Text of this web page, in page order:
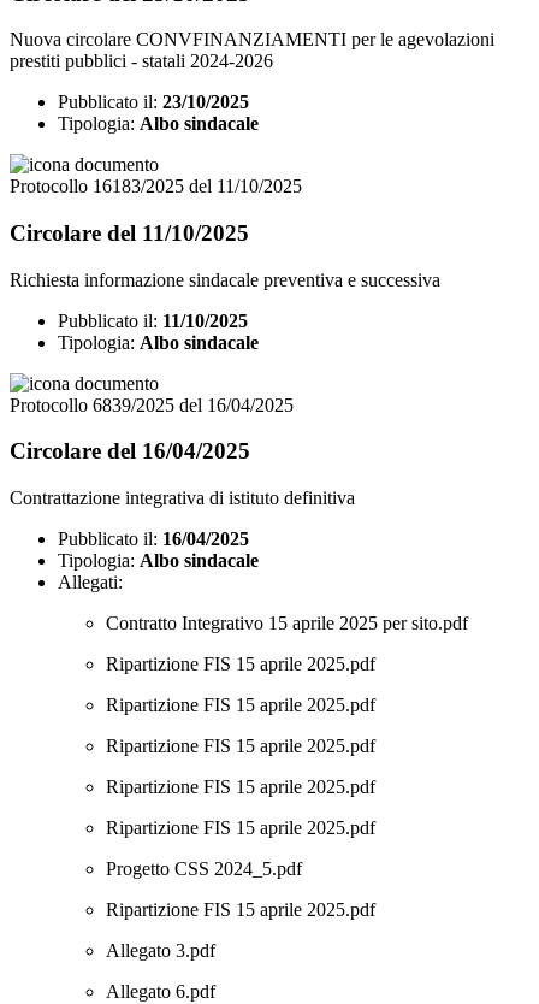
Nuova circolare CONVFINANZIAMENTI per le agevolazioni
prestiti pubblici - statali 2024-2026
Pubblicato il: 23/10/2025
Tipologia: Albo sindacale
Protocollo 16183/2025 del 11/10/2025
Circolare del 11/10/2025
Richiesta informazione sindacale preventiva e successiva
Pubblicato il: 11/10/2025
Tipologia: Albo sindacale
Protocollo 6839/2025 del 16/04/2025
Circolare del 16/04/2025
Contrattazione integrativa di istituto definitiva
Pubblicato il: 16/04/2025
Tipologia: Albo sindacale
Allegati:
Contratto Integrativo 15 aprile 2025 per sito.pdf
Ripartizione FIS 15 aprile 2025.pdf
Ripartizione FIS 15 aprile 2025.pdf
Ripartizione FIS 15 aprile 2025.pdf
Ripartizione FIS 15 aprile 2025.pdf
Ripartizione FIS 15 aprile 2025.pdf
Progetto CSS 2024_5.pdf
Ripartizione FIS 15 aprile 2025.pdf
Allegato 3.pdf
Allegato 6.pdf